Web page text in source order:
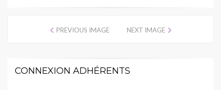
PREVIOUS IMAGE NEXT IMAGE
CONNEXION ADHÉRENTS